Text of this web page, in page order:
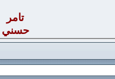
تامر
حسني